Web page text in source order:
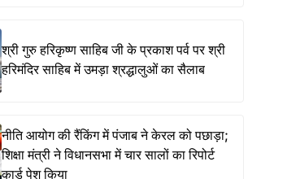
श्री गुरु हरिकृष्ण साहिब जी के प्रकाश पर्व पर श्री
हरिमंदिर साहिब में उमड़ा श्रद्धालुओं का सैलाब
नीति आयोग की रैंकिंग में पंजाब ने केरल को पछाड़ा;
शिक्षा मंत्री ने विधानसभा में चार सालों का रिपोर्ट
कार्ड पेश किया